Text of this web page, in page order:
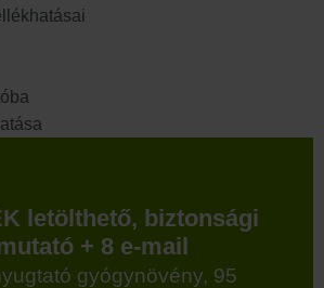
letölthető, biztonsági
+ 8 e-mail
gyógynövény, 95